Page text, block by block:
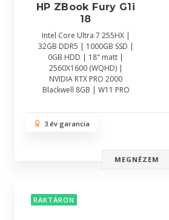
HP ZBook Fury G1i
18
Intel Core Ultra 7 255HX |
32GB DDR5 | 1000GB SSD |
0GB HDD | 18" matt |
2560X1600 (WQHD) |
NVIDIA RTX PRO 2000
Blackwell 8GB | W11 PRO
3 év garancia
MEGNÉZEM
RAKTÁRON